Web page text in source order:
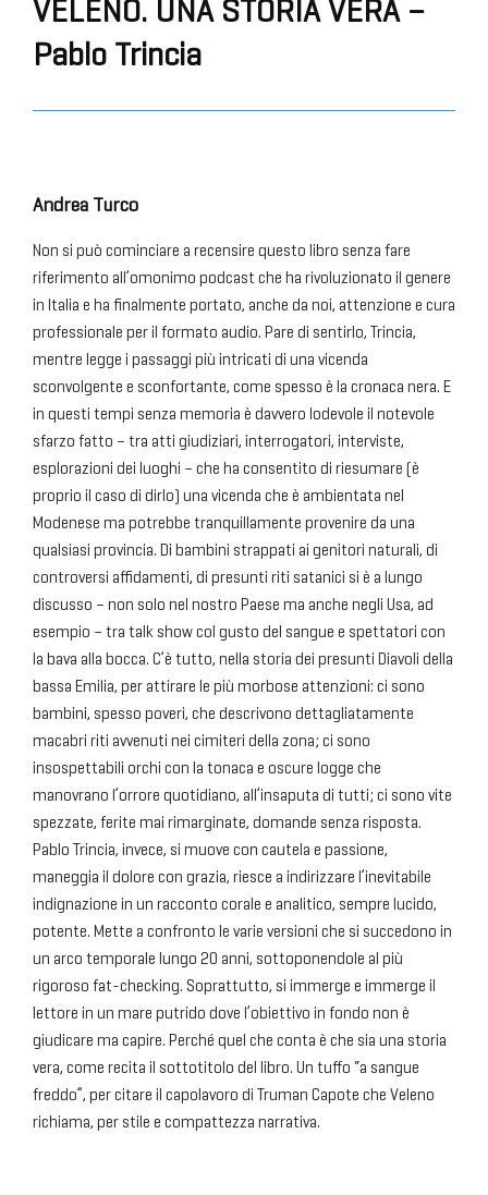
VELENO. UNA STORIA VERA –
Pablo Trincia
Andrea Turco
Non si può cominciare a recensire questo libro senza fare
riferimento all’omonimo podcast che ha rivoluzionato il genere
in Italia e ha finalmente portato, anche da noi, attenzione e cura
professionale per il formato audio. Pare di sentirlo, Trincia,
mentre legge i passaggi più intricati di una vicenda
sconvolgente e sconfortante, come spesso è la cronaca nera. E
in questi tempi senza memoria è davvero lodevole il notevole
sfarzo fatto – tra atti giudiziari, interrogatori, interviste,
esplorazioni dei luoghi – che ha consentito di riesumare (è
proprio il caso di dirlo) una vicenda che è ambientata nel
Modenese ma potrebbe tranquillamente provenire da una
qualsiasi provincia. Di bambini strappati ai genitori naturali, di
controversi affidamenti, di presunti riti satanici si è a lungo
discusso – non solo nel nostro Paese ma anche negli Usa, ad
esempio – tra talk show col gusto del sangue e spettatori con
la bava alla bocca. C’è tutto, nella storia dei presunti Diavoli della
bassa Emilia, per attirare le più morbose attenzioni: ci sono
bambini, spesso poveri, che descrivono dettagliatamente
macabri riti avvenuti nei cimiteri della zona; ci sono
insospettabili orchi con la tonaca e oscure logge che
manovrano l’orrore quotidiano, all’insaputa di tutti; ci sono vite
spezzate, ferite mai rimarginate, domande senza risposta.
Pablo Trincia, invece, si muove con cautela e passione,
maneggia il dolore con grazia, riesce a indirizzare l’inevitabile
indignazione in un racconto corale e analitico, sempre lucido,
potente. Mette a confronto le varie versioni che si succedono in
un arco temporale lungo 20 anni, sottoponendole al più
rigoroso fat-checking. Soprattutto, si immerge e immerge il
lettore in un mare putrido dove l’obiettivo in fondo non è
giudicare ma capire. Perché quel che conta è che sia una storia
vera, come recita il sottotitolo del libro. Un tuffo “a sangue
freddo”, per citare il capolavoro di Truman Capote che Veleno
richiama, per stile e compattezza narrativa.